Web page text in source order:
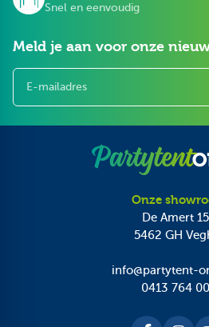
Snel en eenvoudig
Meld je aan voor onze
E-mailadres
Onze
De Amert
5462 GH
info@partytent-
0413 764